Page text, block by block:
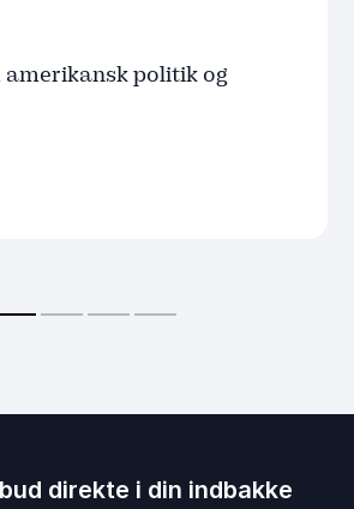
amerikansk politik og
direkte i din indbakke